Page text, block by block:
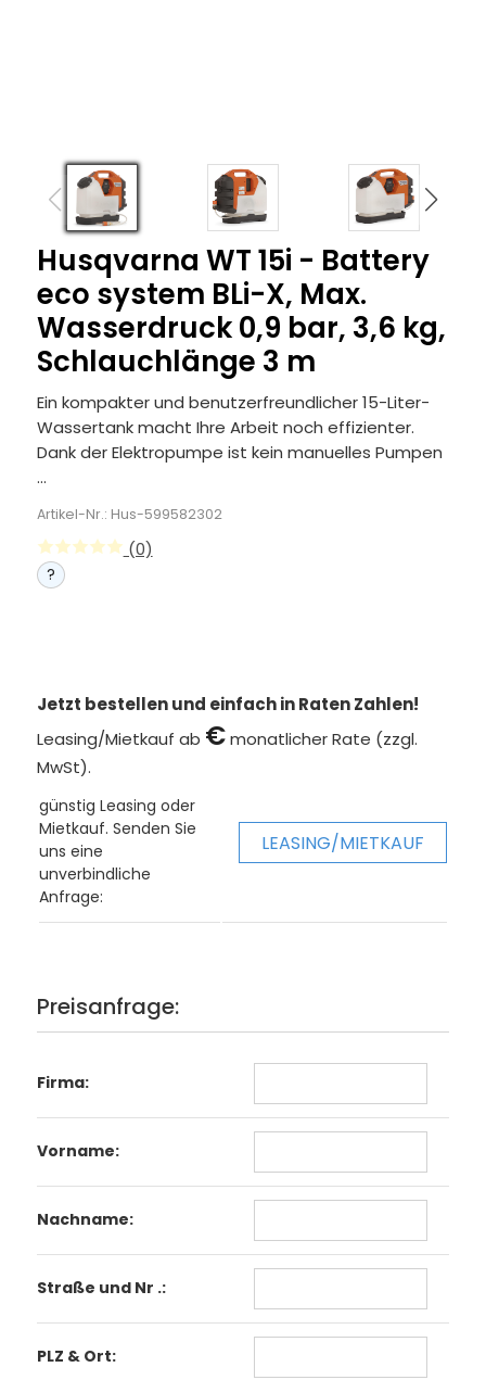
Husqvarna WT 15i - Battery
eco system BLi-X, Max.
Wasserdruck 0,9 bar, 3,6 kg,
Schlauchlänge 3 m
Ein kompakter und benutzerfreundlicher 15-Liter-
Wassertank macht Ihre Arbeit noch effizienter.
Dank der Elektropumpe ist kein manuelles Pumpen
...
Artikel-Nr.: Hus-599582302
(0)
?
Jetzt bestellen und einfach in Raten Zahlen!
Leasing/Mietkauf ab €monatlicher Rate (zzgl.
MwSt).
günstig Leasing oder
Mietkauf. Senden Sie
uns eine
unverbindliche
Anfrage:
LEASING/MIETKAUF
Preisanfrage:
Firma:
Vorname:
Nachname:
Straße und Nr .:
PLZ & Ort: